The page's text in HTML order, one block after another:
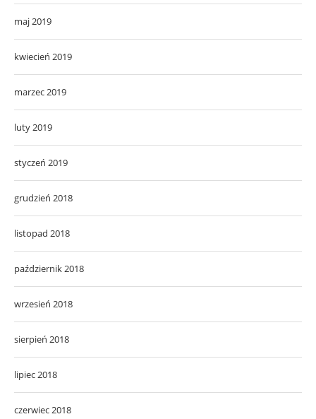
maj 2019
kwiecień 2019
marzec 2019
luty 2019
styczeń 2019
grudzień 2018
listopad 2018
październik 2018
wrzesień 2018
sierpień 2018
lipiec 2018
czerwiec 2018